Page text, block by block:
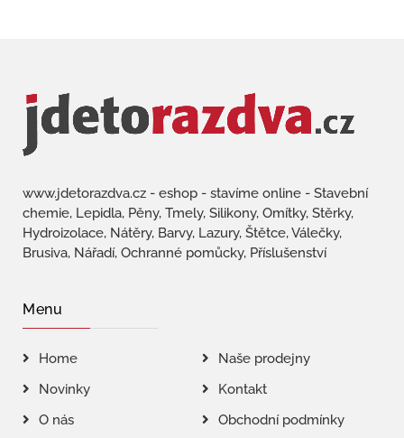
www.jdetorazdva.cz - eshop - stavíme online - Stavební
chemie, Lepidla, Pěny, Tmely, Silikony, Omítky, Stěrky,
Hydroizolace, Nátěry, Barvy, Lazury, Štětce, Válečky,
Brusiva, Nářadí, Ochranné pomůcky, Příslušenství
Menu
Home
Naše prodejny
Novinky
Kontakt
O nás
Obchodní podmínky